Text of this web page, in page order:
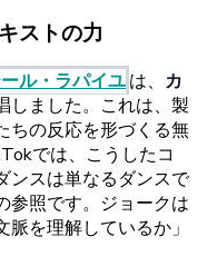
ストの力
ル・ ラパイユは、 カ
しました。 これは、 製
ちの反応を形づくる無
では、 こうしたコ
ンスは単なるダンスで
参照です。 ジョークは
脈を理解しているか」